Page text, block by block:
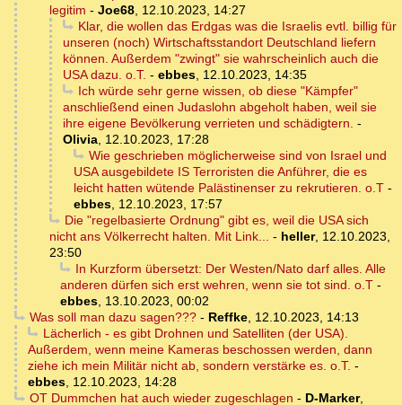
legitim - Joe68, 12.10.2023, 14:27
Klar, die wollen das Erdgas was die Israelis evtl. billig für
unseren (noch) Wirtschaftsstandort Deutschland liefern
können. Außerdem "zwingt" sie wahrscheinlich auch die
USA dazu. o.T. - ebbes, 12.10.2023, 14:35
Ich würde sehr gerne wissen, ob diese "Kämpfer"
anschließend einen Judaslohn abgeholt haben, weil sie
ihre eigene Bevölkerung verrieten und schädigtern. -
Olivia, 12.10.2023, 17:28
Wie geschrieben möglicherweise sind von Israel und
USA ausgebildete IS Terroristen die Anführer, die es
leicht hatten wütende Palästinenser zu rekrutieren. o.T -
ebbes, 12.10.2023, 17:57
Die "regelbasierte Ordnung" gibt es, weil die USA sich
nicht ans Völkerrecht halten. Mit Link... - heller, 12.10.2023,
23:50
In Kurzform übersetzt: Der Westen/Nato darf alles. Alle
anderen dürfen sich erst wehren, wenn sie tot sind. o.T -
ebbes, 13.10.2023, 00:02
Was soll man dazu sagen???- Reffke, 12.10.2023, 14:13
Lächerlich - es gibt Drohnen und Satelliten (der USA).
Außerdem, wenn meine Kameras beschossen werden, dann
ziehe ich mein Militär nicht ab, sondern verstärke es. o.T. -
ebbes, 12.10.2023, 14:28
OT Dummchen hat auch wieder zugeschlagen - D-Marker,